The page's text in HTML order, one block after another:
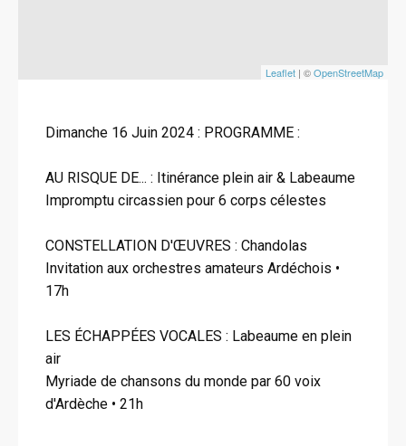
Leaflet | ©OpenStreetMap
Dimanche 16 Juin 2024 : PROGRAMME :
AU RISQUE DE... : Itinérance plein air & Labeaume
Impromptu circassien pour 6 corps célestes
CONSTELLATION D'ŒUVRES : Chandolas
Invitation aux orchestres amateurs Ardéchois •
17h
LES ÉCHAPPÉES VOCALES : Labeaume en plein
air
Myriade de chansons du monde par 60 voix
d'Ardèche • 21h